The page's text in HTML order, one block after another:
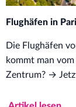
Flughäfen in
Die Flughäfen
kommt man
Zentrum? →